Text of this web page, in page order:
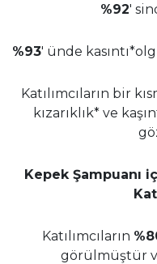
%92'
%93' ünde
Katılımcıların bir
kızarıklık* ve
Kepek Şampuanı
Katılımcıların
görülmüştür